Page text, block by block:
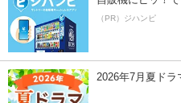
（PR）ジハンピ
2026年7月夏ドラ